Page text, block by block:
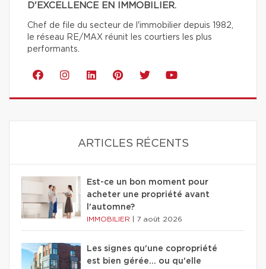
D'EXCELLENCE EN IMMOBILIER.
Chef de file du secteur de l'immobilier depuis 1982,
le réseau RE/MAX réunit les courtiers les plus
performants.
ARTICLES RÉCENTS
Est-ce un bon moment pour
acheter une propriété avant
l'automne?
IMMOBILIER 7 août 2026
Les signes qu'une copropriété
est bien gérée… ou qu'elle